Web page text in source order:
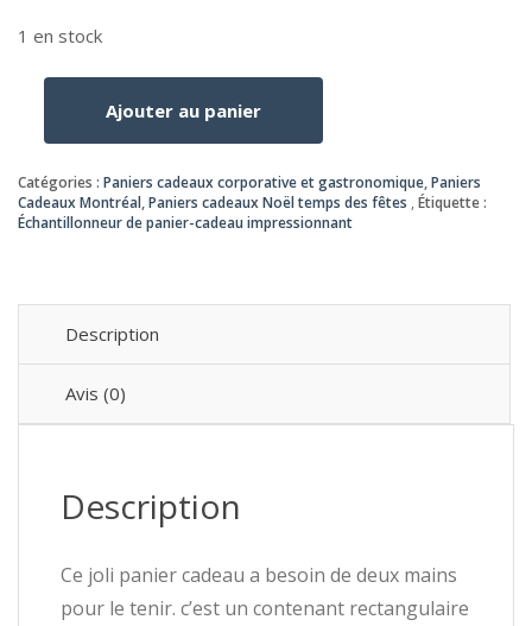
1 en stock
Le
grand
panier
Ajouter au panier
Catégories : Paniers cadeaux corporative et gastronomique,Paniers
Cadeaux Montréal,Paniers cadeaux Noël temps des fêtes Étiquette :
Échantillonneur de panier-cadeau impressionnant
Description
Avis (0)
Description
Ce joli panier cadeau a besoin de deux mains
pour le tenir. c’est un contenant rectangulaire